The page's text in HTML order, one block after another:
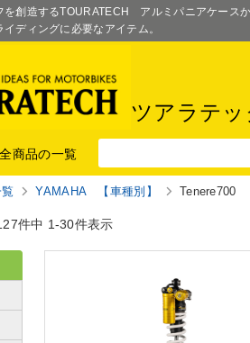
を創造するTOURATECH アルミパニアケース
ディングに必要なアイテム。
ツアラテ
全商品の一覧
YAMAHA 【車種別】 Tenere700
件中 1-30件表示